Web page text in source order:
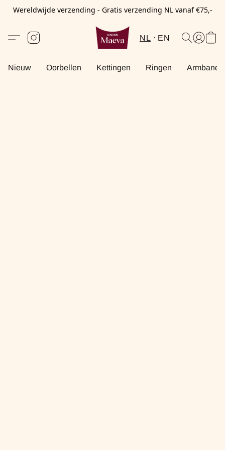
Wereldwijde verzending - Gratis verzending NL vanaf €75,-
NL EN
Nieuw Oorbellen Kettingen Ringen